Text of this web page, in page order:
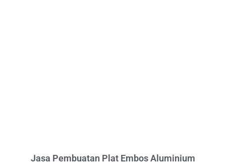
Jasa Pembuatan Plat Embos Aluminium